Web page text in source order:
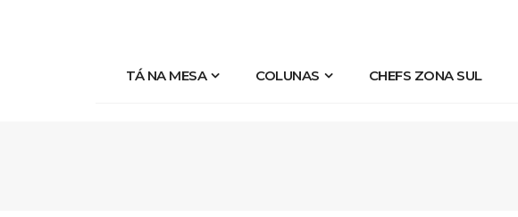
TÁ NA MESA COLUNAS CHEFS ZONA SUL